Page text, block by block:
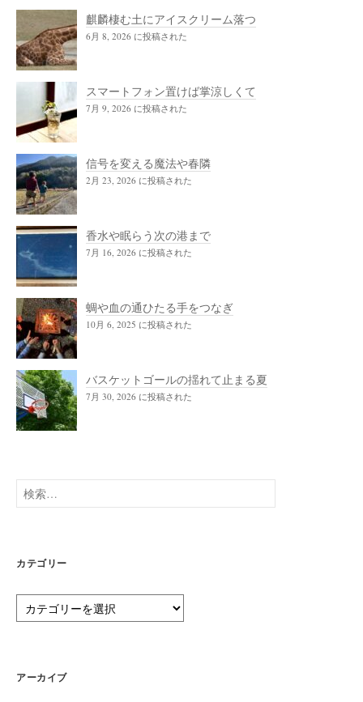
麒麟棲む土にアイスクリーム落つ
6月 8, 2026 に投稿された
スマートフォン置けば掌涼しくて
7月 9, 2026 に投稿された
信号を変える魔法や春隣
2月 23, 2026 に投稿された
香水や眠らう次の港まで
7月 16, 2026 に投稿された
蜩や血の通ひたる手をつなぎ
10月 6, 2025 に投稿された
バスケットゴールの揺れて止まる夏
7月 30, 2026 に投稿された
検
索:
カテゴリー
テ
ー
アーカイブ